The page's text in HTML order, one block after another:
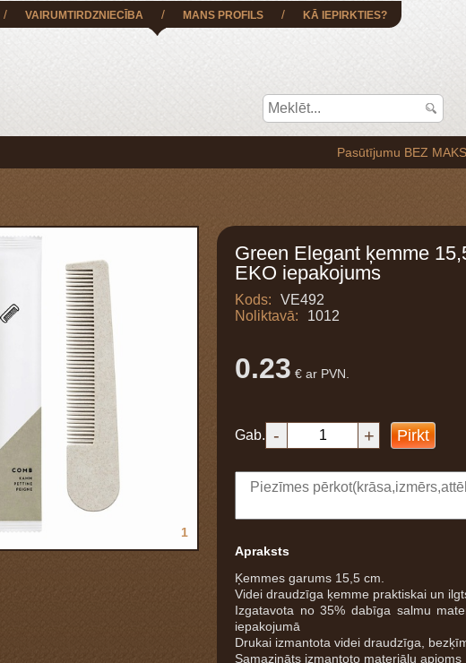
/ VAIRUMTIRDZNIECĪBA / MANS PROFILS / KĀ IEPIRKTIES?
Pasūtījumu BEZ MAKSAS
1
Green Elegant ķemme
EKO iepakojums
Kods:
VE492
Noliktavā:
1012
0.23 € ar PVN.
Gab. - + Pirkt
Apraksts
Ķemmes garums 15,5 cm.
Videi draudzīga ķemme praktiskai un
Izgatavota no 35% dabīga salmu
iepakojumā
Drukai izmantota videi draudzīga,
Samazināts izmantoto materiālu apjoms